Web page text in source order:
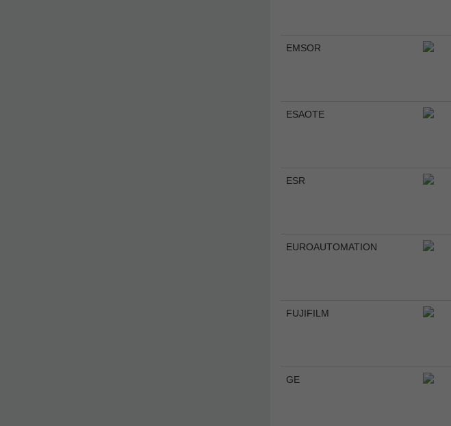
EMSOR
ESAOTE
ESR
EUROAUTOMATION
FUJIFILM
GE